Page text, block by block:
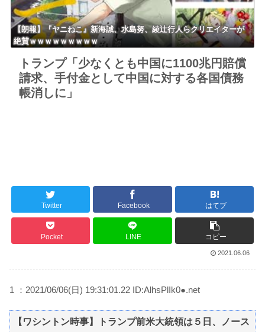
【朗報】『ヤニねこ』新海誠、水島努、綾辻行人らクリエイターが
絶賛ｗｗｗｗｗｗｗｗｗ
トランプ「少なくとも中国に1100兆円賠償
請求、手付金として中国に対する各国債務
帳消しに」
Twitter Facebook はてブ
Pocket LINE コピー
2021.06.06
1 ：2021/06/06(日) 19:31:01.22 ID:AlhsPlIk0●.net
【ワシントン時事】トランプ前米大統領は５日、ノース